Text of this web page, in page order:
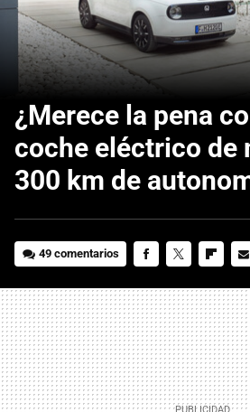
¿Merece la pena
coche eléctrico de
300 km de
49 comentarios